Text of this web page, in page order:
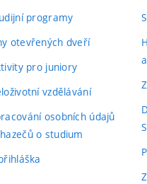
programy
otevřených dveří
pro juniory
vzdělávání
osobních údajů
o studium